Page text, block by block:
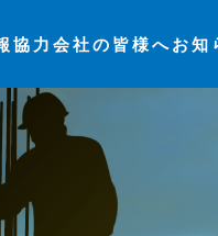
協力会社の皆様へお知